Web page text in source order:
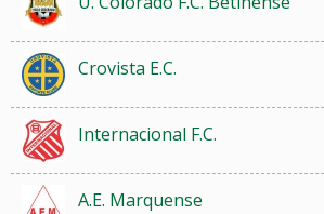
Crovista E.C.
Internacional F.C.
A.E. Marquense